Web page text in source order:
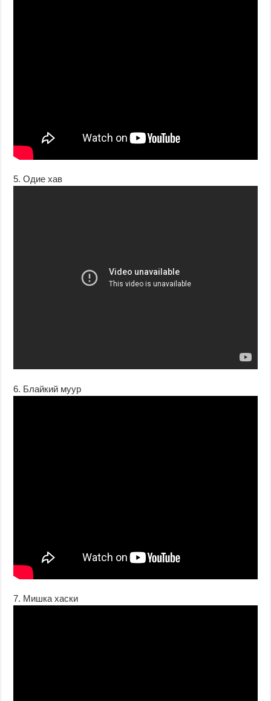
5. Одие хав
6. Блайкий муур
7. Мишка хаски